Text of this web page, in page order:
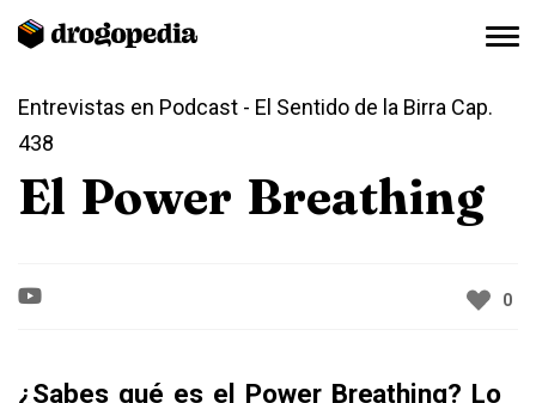
Entrevistas en Podcast - El Sentido de la Birra Cap.
438
El Power Breathing
0
¿Sabes qué es el Power Breathing? Lo